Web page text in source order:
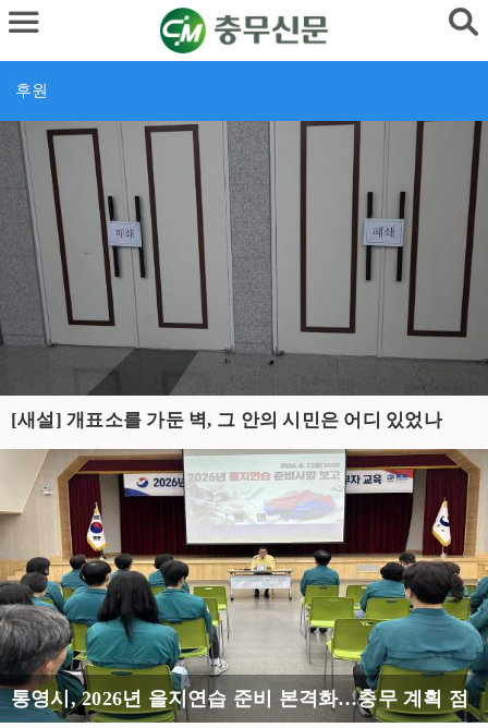
후원
[새설] 개표소를 가둔 벽, 그 안의 시민은 어디 있었나
통영시, 2026년 을지연습 준비 본격화…충무 계획 점검·근무자 교육